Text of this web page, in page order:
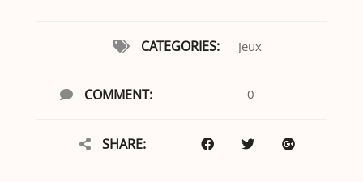
CATEGORIES: Jeux
COMMENT: 0
SHARE: